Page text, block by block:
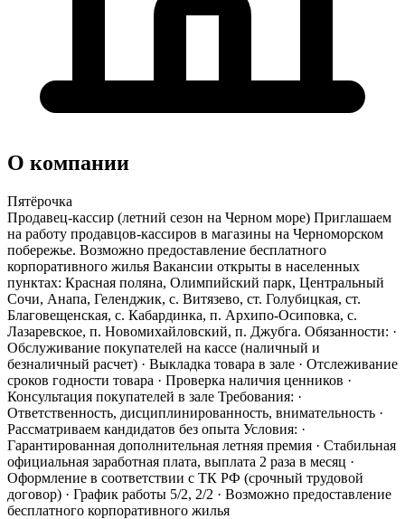
О компании
Пятёрочка
Продавец-кассир (летний сезон на Черном море) Приглашаем
на работу продавцов-кассиров в магазины на Черноморском
побережье. Возможно предоставление бесплатного
корпоративного жилья Вакансии открыты в населенных
пунктах: Красная поляна, Олимпийский парк, Центральный
Сочи, Анапа, Геленджик, с. Витязево, ст. Голубицкая, ст.
Благовещенская, с. Кабардинка, п. Архипо-Осиповка, с.
Лазаревское, п. Новомихайловский, п. Джубга. Обязанности: ·
Обслуживание покупателей на кассе (наличный и
безналичный расчет) · Выкладка товара в зале · Отслеживание
сроков годности товара · Проверка наличия ценников ·
Консультация покупателей в зале Требования: ·
Ответственность, дисциплинированность, внимательность ·
Рассматриваем кандидатов без опыта Условия: ·
Гарантированная дополнительная летняя премия · Стабильная
официальная заработная плата, выплата 2 раза в месяц ·
Оформление в соответствии с ТК РФ (срочный трудовой
договор) · График работы 5/2, 2/2 · Возможно предоставление
бесплатного корпоративного жилья